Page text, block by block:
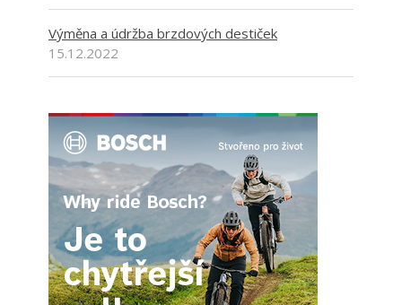
Výměna a údržba brzdových destiček
15.12.2022